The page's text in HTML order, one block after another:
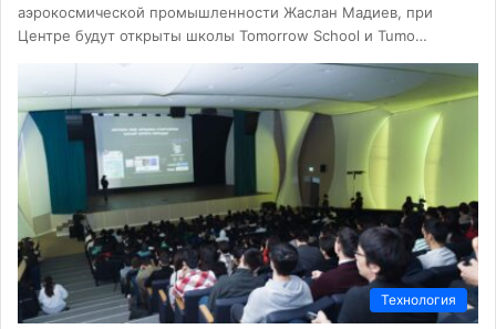
аэрокосмической промышленности Жаслан Мадиев, при
Центре будут открыты школы Tomorrow School и Tumo…
Технология